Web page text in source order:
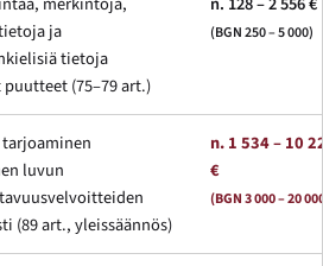
ja
tietoja
puutteet (75–79 art.)
(BGN 250 – 5 000)
luvun
(89 art., yleissäännös)
n. 1 534 – 10
€
(BGN 3 000 – 20